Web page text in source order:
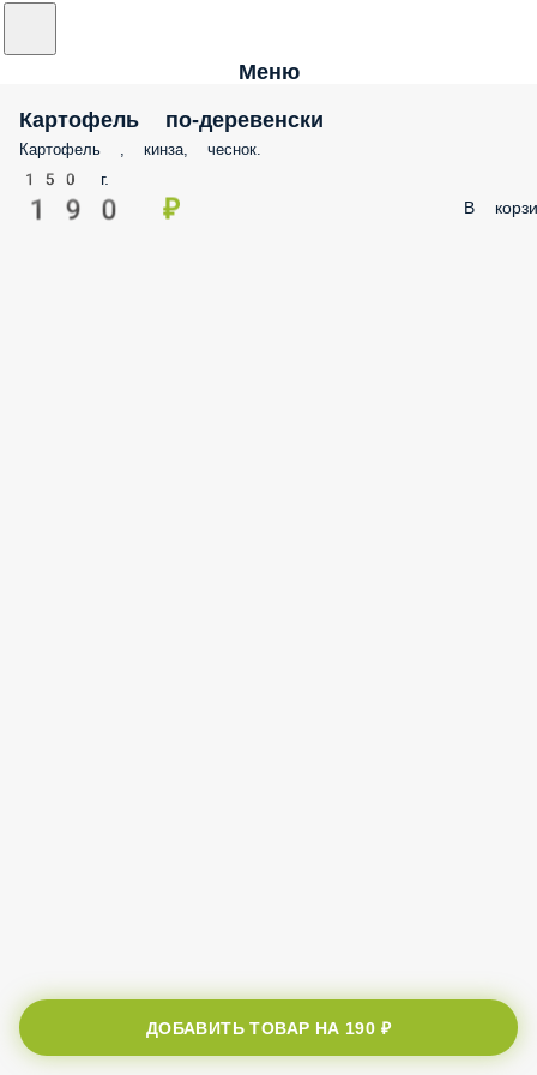
Меню
Картофель по-деревенски
Картофель , кинза, чеснок.
150 г.
190 ₽ В
ДОБАВИТЬ ТОВАР НА 190 ₽